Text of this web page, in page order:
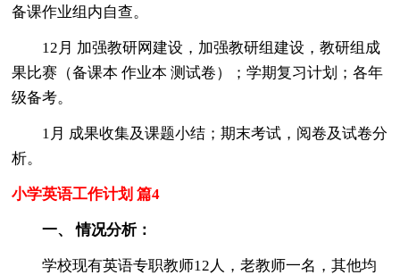
备课作业组内自查。
12月 加强教研网建设，加强教研组建设，教研组成
果比赛（备课本 作业本 测试卷）；学期复习计划；各年
级备考。
1月 成果收集及课题小结；期末考试，阅卷及试卷分
析。
小学英语工作计划 篇4
一、 情况分析：
学校现有英语专职教师12人，老教师一名，其他均